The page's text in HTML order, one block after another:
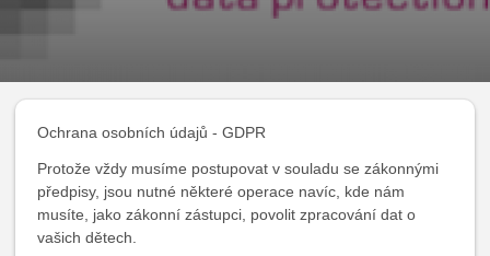
Ochrana osobních údajů - GDPR
Protože vždy musíme postupovat v souladu se zákonnými
předpisy, jsou nutné některé operace navíc, kde nám
musíte, jako zákonní zástupci, povolit zpracování dat o
vašich dětech.